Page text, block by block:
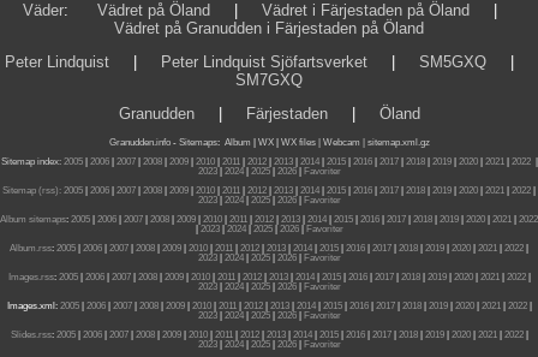
Väder: Vädret på Öland Vädret i Färjestaden på Öland
Vädret på Granudden i Färjestaden på Öland
Peter Lindquist
Peter Lindquist Sjöfartsverket SM5GXQ
SM7GXQ
Granudden| Färjestaden| Öland
Granudden.info- Sitemaps: Album WX WX files | Webcam |
sitemap.xml.gz
Sitemap index: 2005| 2006| 2007| 2008| 2009| 2010| 2011| 2012| 2013| 2014| 2015| 2016| 2017| 2018| 2019| 2020| 2021| 2022|
2023| 2024| 2025| 2026|
Favoriter
Sitemap (rss): 2005 2006 2007 2008 2009 2010 2011 2012 2013 2014 2015 2016 2017 2018 2019 2020 2021 2022
2023| 2024| 2025| 2026|
Favoriter
Album sitemaps: 2005 2006 2007 2008 2009 2010 2011 2012 2013 2014 2015 2016 2017 2018 2019 2020 2021
2022
2023| 2024| 2025| 2026|
Favoriter
Album.rss: 2005 2006 2007 2008 2009 2010 2011 2012 2013 2014 2015 2016 2017 2018 2019 2020 2021 2022
2023| 2024| 2025| 2026|
Favoriter
Images.rss: 2005| 2006| 2007| 2008| 2009| 2010| 2011| 2012| 2013| 2014| 2015| 2016| 2017| 2018| 2019| 2020| 2021| 2022|
2023| 2024| 2025| 2026|
Favoriter
Images.xml: 2005| 2006| 2007| 2008| 2009| 2010| 2011| 2012| 2013| 2014| 2015| 2016| 2017| 2018| 2019| 2020| 2021| 2022|
2023| 2024| 2025| 2026|
Favoriter
Slides.rss: 2005| 2006| 2007| 2008| 2009| 2010| 2011| 2012| 2013| 2014| 2015| 2016| 2017| 2018| 2019| 2020| 2021| 2022|
2023| 2024| 2025| 2026|
Favoriter